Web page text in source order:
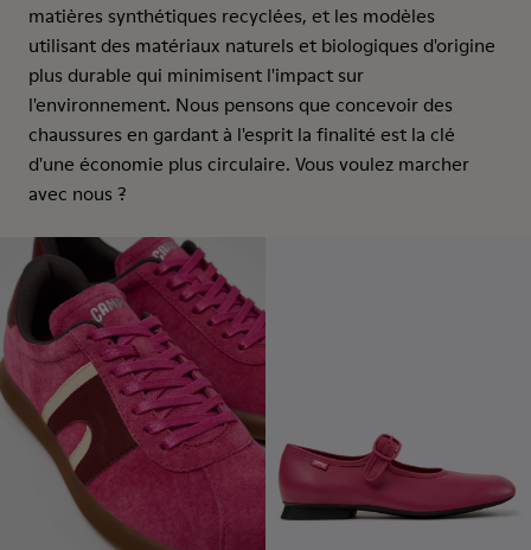
matières synthétiques recyclées, et les modèles
utilisant des matériaux naturels et biologiques d'origine
plus durable qui minimisent l'impact sur
l'environnement. Nous pensons que concevoir des
chaussures en gardant à l'esprit la finalité est la clé
d'une économie plus circulaire. Vous voulez marcher
avec nous ?